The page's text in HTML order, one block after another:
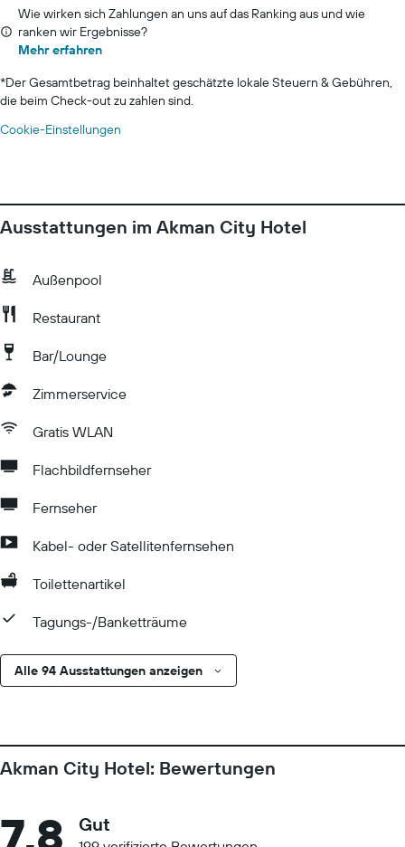
Wie wirken sich Zahlungen an uns auf das Ranking aus und wie
ranken wir Ergebnisse?
Mehr erfahren
*Der Gesamtbetrag beinhaltet geschätzte lokale Steuern & Gebühren,
die beim Check-out zu zahlen sind.
Cookie-Einstellungen
Ausstattungen im Akman City Hotel
Außenpool
Restaurant
Bar/Lounge
Zimmerservice
Gratis WLAN
Flachbildfernseher
Fernseher
Kabel- oder Satellitenfernsehen
Toilettenartikel
Tagungs-/Banketträume
Alle 94 Ausstattungen anzeigen
Akman City Hotel: Bewertungen
Gut